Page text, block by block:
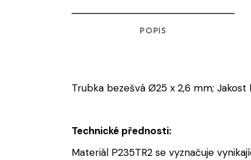
POPIS
Trubka bezešvá Ø25 x 2,6 mm; Jakost
Technické přednosti:
Materiál P235TR2 se vyznačuje